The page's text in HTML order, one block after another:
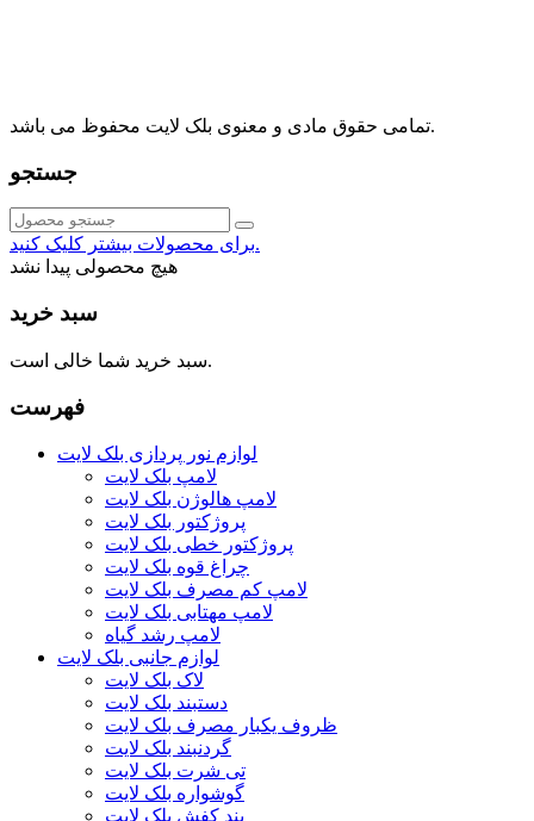
تمامی حقوق مادی و معنوی بلک لایت محفوظ می باشد.
جستجو
برای محصولات بیشتر کلیک کنید.
هیچ محصولی پیدا نشد
سبد خرید
سبد خرید شما خالی است.
فهرست
لوازم نور پردازی بلک لایت
لامپ بلک لایت
لامپ هالوژن بلک لایت
پروژکتور بلک لایت
پروژکتور خطی بلک لایت
چراغ قوه بلک لایت
لامپ کم مصرف بلک لایت
لامپ مهتابی بلک لایت
لامپ رشد گیاه
لوازم جانبی بلک لایت
لاک بلک لایت
دستبند بلک لایت
ظروف یکبار مصرف بلک لایت
گردنبند بلک لایت
تی شرت بلک لایت
گوشواره بلک لایت
بند کفش بلک لایت